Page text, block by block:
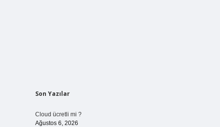
Sidebar
Son Yazılar
Cloud ücretli mi ?
Ağustos 6, 2026